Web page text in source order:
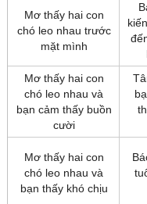
Mơ thấy hai con
chó leo nhau trước
mặt mình
Mơ thấy hai con
chó leo nhau và
bạn cảm thấy buồn
cười
Mơ thấy hai con
chó leo nhau và
bạn thấy khó chịu